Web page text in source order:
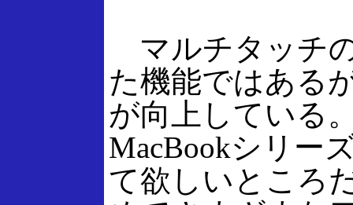
マルチタッチ
た機能ではある
が向上している
MacBookシリー
て欲しいところ